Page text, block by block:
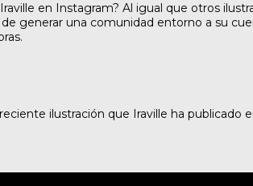
en Instagram? Al igual que otros
generar una comunidad entorno a su
ilustración que Iraville ha publicado